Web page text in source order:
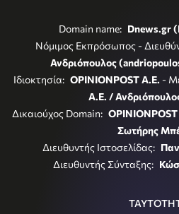
Domain name: Dnews.gr
Νόμιμος Εκπρόσωπος -
Ανδριόπουλος
Ιδιοκτησία: OPINIONPOST A.E. -
Α.Ε. /
Δικαιούχος Domain: OPINIONPOST
Σωτήρης
Διευθυντής Ιστοσελίδας:
Διευθυντής Σύνταξης: